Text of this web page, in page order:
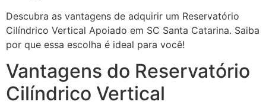
Descubra as vantagens de adquirir um Reservatório
Cilíndrico Vertical Apoiado em SC Santa Catarina. Saiba
por que essa escolha é ideal para você!
Vantagens do Reservatório
Cilíndrico Vertical